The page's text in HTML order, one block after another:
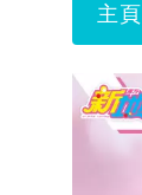
主頁